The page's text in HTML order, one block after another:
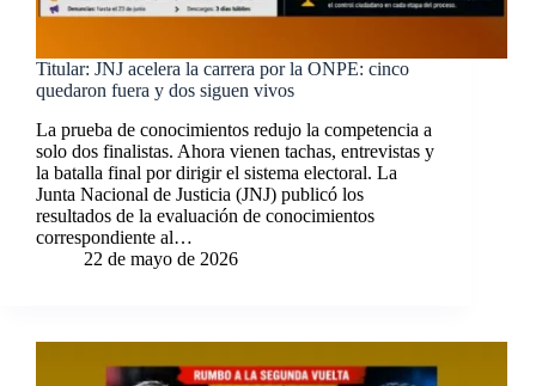
Titular: JNJ acelera la carrera por la ONPE: cinco
quedaron fuera y dos siguen vivos
La prueba de conocimientos redujo la competencia a
solo dos finalistas. Ahora vienen tachas, entrevistas y
la batalla final por dirigir el sistema electoral. La
Junta Nacional de Justicia (JNJ) publicó los
resultados de la evaluación de conocimientos
correspondiente al…
22 de mayo de 2026